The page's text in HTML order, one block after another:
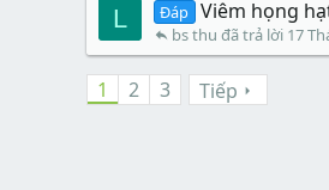
L Đáp Viêm họng
17
bs thu
1 2 3 Tiếp